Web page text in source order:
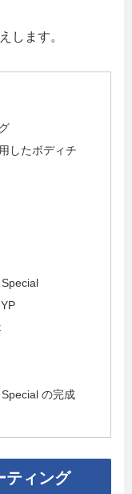
します。
したボディチ
の完成
ティング